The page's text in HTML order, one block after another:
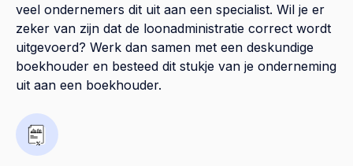
veel ondernemers dit uit aan een specialist. Wil je er
zeker van zijn dat de loonadministratie correct wordt
uitgevoerd? Werk dan samen met een deskundige
boekhouder en besteed dit stukje van je onderneming
uit aan een boekhouder.